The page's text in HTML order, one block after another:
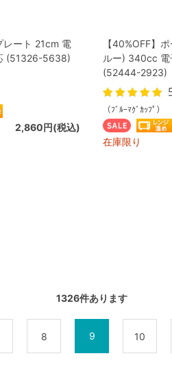
レート 21cm 電
(51326-5638)
2,860円(税込)
【40%OFF】
ルー) 340cc 電
(52444-2923)
（ﾌﾞﾙｰﾏｸﾞｶｯﾌﾟ）
在庫限り
1326件あります
8 9 10